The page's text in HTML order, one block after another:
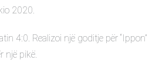
2020.
4:0. Realizoi një goditje për “Ippon”
një pikë.